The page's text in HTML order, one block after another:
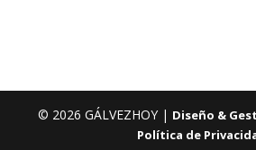
© 2026 GÁLVEZHOY | Diseño &
Política de